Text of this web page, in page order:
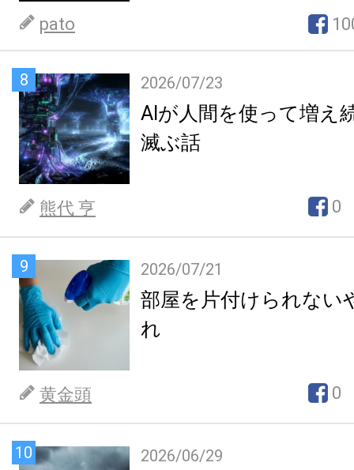
pato
8 2026/07/23
AIが人間を使って増え
滅ぶ話
熊代 亨 0
9 2026/07/21
部屋を片付けられない
れ
黄金頭 0
10 2026/06/29